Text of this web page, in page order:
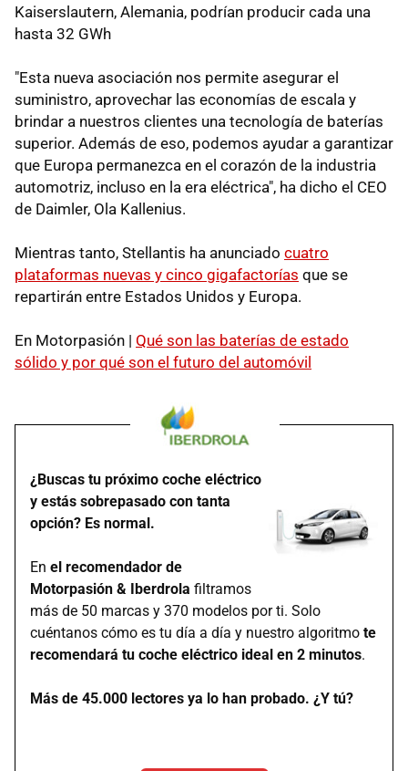
Kaiserslautern, Alemania, podrían producir cada una
hasta 32 GWh
"Esta nueva asociación nos permite asegurar el
suministro, aprovechar las economías de escala y
brindar a nuestros clientes una tecnología de baterías
superior. Además de eso, podemos ayudar a garantizar
que Europa permanezca en el corazón de la industria
automotriz, incluso en la era eléctrica", ha dicho el CEO
de Daimler, Ola Kallenius.
Mientras tanto, Stellantis ha anunciado cuatro
plataformas nuevas y cinco gigafactorías que se
repartirán entre Estados Unidos y Europa.
En Motorpasión | Qué son las baterías de estado
sólido y por qué son el futuro del automóvil
¿Buscas tu próximo coche eléctrico
y estás sobrepasado con tanta
opción? Es normal.
En el recomendador de
Motorpasión & Iberdrola filtramos
más de 50 marcas y 370 modelos por ti. Solo
cuéntanos cómo es tu día a día y nuestro algoritmo te
recomendará tu coche eléctrico ideal en 2 minutos.
Más de 45.000 lectores ya lo han probado. ¿Y tú?